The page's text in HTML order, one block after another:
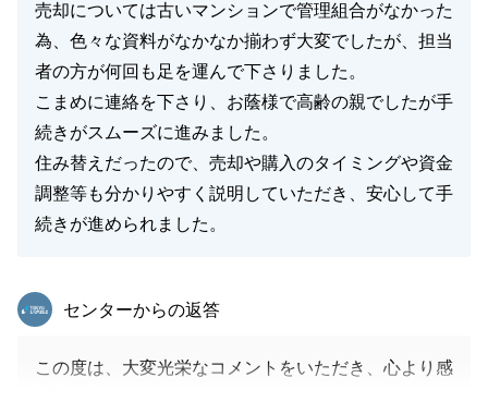
売却については古いマンションで管理組合がなかった
為、色々な資料がなかなか揃わず大変でしたが、担当
者の方が何回も足を運んで下さりました。
こまめに連絡を下さり、お蔭様で高齢の親でしたが手
続きがスムーズに進みました。
住み替えだったので、売却や購入のタイミングや資金
調整等も分かりやすく説明していただき、安心して手
続きが進められました。
東急リバブル
センターからの返答
この度は、大変光栄なコメントをいただき、心より感